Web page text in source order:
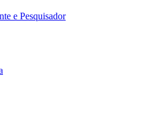
e Pesquisador